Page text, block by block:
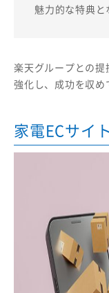
魅力的な特典と
楽天グループとの
強化し、成功を収め
家電ECサイ